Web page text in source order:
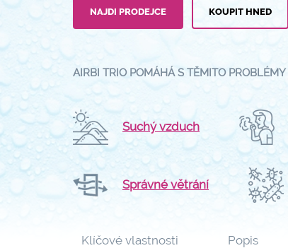
NAJDI PRODEJCE KOUPIT HNED
AIRBI TRIO POMÁHÁ S TĚMITO PROBLÉMY
Suchý vzduch
Správné větrání
Klíčové vlastnosti Popis